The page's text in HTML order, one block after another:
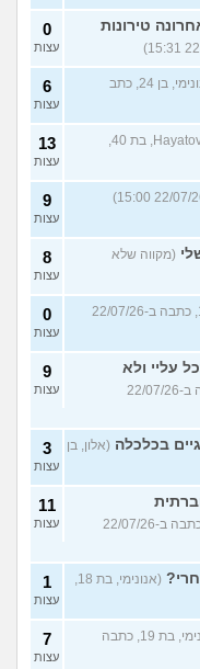
טירונות
0
עצות
(אנונימי, בן 24, כתב
6
עצות
(Hayatov, בת 40,
13
עצות
9
עצות
(מקווה שלא
8
עצות
(אנונימי, בת 18, כתבה ב-22/07/26
0
עצות
עליי ולא
(כינוי, בת 26, כתבה ב-22/07/26
9
עצות
בכלכלה (אלון, בן
3
עצות
(אחת, בת 34, כתבה ב-22/07/26
11
עצות
(אנונימי, בת 18,
1
עצות
(אנונימי, בת 19, כתבה
7
עצות